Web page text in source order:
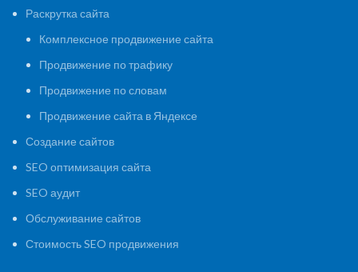
Раскрутка сайта
Комплексное продвижение сайта
Продвижение по трафику
Продвижение по словам
Продвижение сайта в Яндексе
Создание сайтов
SEO оптимизация сайта
SEO аудит
Обслуживание сайтов
Стоимость SEO продвижения